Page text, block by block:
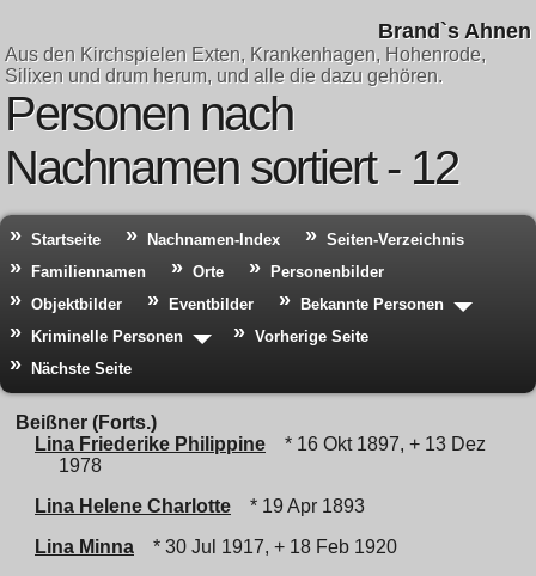
Brand`s Ahnen
Aus den Kirchspielen Exten, Krankenhagen, Hohenrode,
Silixen und drum herum, und alle die dazu gehören.
Personen nach
Nachnamen sortiert - 12
Startseite Nachnamen-Index
Seiten-Verzeichnis
Familiennamen
Orte
Personenbilder
Objektbilder
Eventbilder
Bekannte Personen
Kriminelle Personen
Vorherige Seite
Nächste Seite
Beißner (Forts.)
Lina Friederike Philippine
* 16 Okt 1897, + 13 Dez
1978
Lina Helene Charlotte
* 19 Apr 1893
Lina Minna
* 30 Jul 1917, + 18 Feb 1920